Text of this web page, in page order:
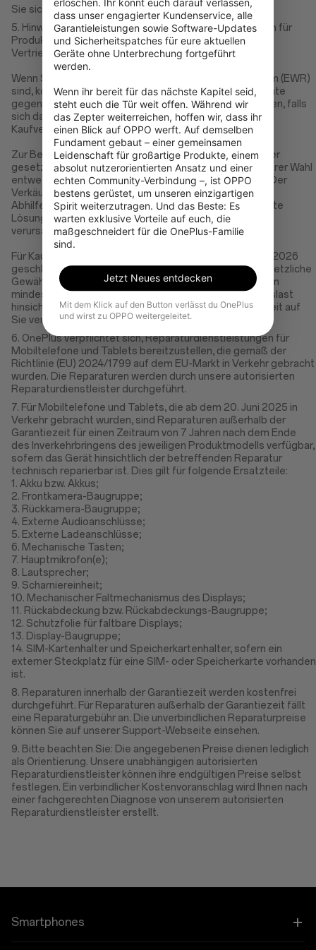
Sie sich bitte an unser Support-Team.
5. Hinweis zu den gesetzlichen Gewährleistungsrechten für
Produkte, die von OnePlus oder dessen exklusivem
Vertriebspartner verkauft werden
Wenn Sie Verbraucher im Europäischen Wirtschaftsraum (EWR)
sind, können Sie Ihre gesetzlichen Gewährleistungsrechte
gegenüber dem Verkäufer des Produkts geltend machen, falls
sich das Produkt als mangelhaft erweist oder nicht dem
Kaufvertrag entspricht.
Zur Behebung dieses Mangels können Sie für ein von der
gesetzlichen Gewährleistung erfasstes Produkt nach Ihrer Wahl
entweder eine Reparatur oder einen Ersatz verlangen. Der
Verkäufer kann stattdessen die jeweils andere
Abhilfemaßnahme anbieten, wenn die von Ihnen gewählte
Lösung unmöglich ist oder unverhältnismäßige Kosten
verursachen würde.
Für Kaufverträge, die mit dem Verkäufer ab dem 31. Juli 2026
geschlossen werden, verlängert eine Reparatur die gesetzliche
Gewährleistungsfrist – je nach anwendbarem Recht – um
mindestens 12 Monate. Außerdem kann sich die Beweislast
hinsichtlich des Vorliegens des Mangels im Laufe der Zeit auf
Sie verlagern.
6. OnePlus verpflichtet sich, Reparaturdienstleistungen für
Mobiltelefone und Tablets bereitzustellen, die gemäß der
Richtlinie (EU) 2024/1799 auf dem EU-Markt in Verkehr gebracht
wurden. Die Reparaturen werden durch unsere autorisierten
Reparaturdienstleister durchgeführt.
7. Für Mobiltelefone und Tablets, die ab dem 20. Juni 2025 in
Verkehr gebracht wurden, sind Reparaturen außerhalb der
Garantiezeit für einen Zeitraum von 7 Jahren nach dem Ende
des Inverkehrbringens des jeweiligen Produktmodells verfügbar,
sofern das Gerät hinsichtlich der betreffenden Reparatur
technisch reparierbar ist. Dies gilt für folgende Ersatzteile:
1. Akku bzw. Akkus;
2. Frontkamera-Baugruppe;
3. Rückkamera-Baugruppe;
4. Externe Audioanschlüsse;
5. Externe Ladeanschlüsse;
6. Mechanische Tasten;
7. Hauptmikrofon(e);
8. Lautsprecher;
9. Scharniereinheit;
10. Mechanischer Faltmechanismus des Displays;
11. Rückabdeckung bzw. Rückabdeckungs-Baugruppe;
12. Schutzfolie für faltbare Displays;
13. Display-Baugruppe;
14. SIM-Kartenhalter und Speicherkartenhalter, sofern ein
externer Steckplatz für eine SIM- oder Speicherkarte vorhanden
ist.
8. Reparaturen innerhalb der Garantiezeit werden kostenfrei
durchgeführt. Für Reparaturen außerhalb der Garantiezeit fällt
eine Reparaturgebühr an. Die unverbindlichen Reparaturpreise
können Sie auf unserer Support-Webseite einsehen.
9. Bitte beachten Sie: Die angegebenen Preise dienen lediglich
als Orientierung. Unsere unabhängigen autorisierten
Reparaturdienstleister können ihre endgültigen Preise selbst
festlegen. Ein verbindlicher Kostenvoranschlag wird Ihnen nach
einer fachgerechten Diagnose von unserem autorisierten
Reparaturdienstleister erstellt.
Smartphones
erlöschen. Ihr könnt euch darauf verlassen,
dass unser engagierter Kundenservice, alle
Garantieleistungen sowie Software-Updates
und Sicherheitspatches für eure aktuellen
Geräte ohne Unterbrechung fortgeführt
werden.
Wenn ihr bereit für das nächste Kapitel seid,
steht euch die Tür weit offen. Während wir
das Zepter weiterreichen, hoffen wir, dass ihr
einen Blick auf OPPO werft. Auf demselben
Fundament gebaut – einer gemeinsamen
Leidenschaft für großartige Produkte, einem
absolut nutzerorientierten Ansatz und einer
echten Community-Verbindung –, ist OPPO
bestens gerüstet, um unseren einzigartigen
Spirit weiterzutragen. Und das Beste: Es
warten exklusive Vorteile auf euch, die
maßgeschneidert für die OnePlus-Familie
sind.
Jetzt Neues entdecken
Mit dem Klick auf den Button verlässt du OnePlus
und wirst zu OPPO weitergeleitet.